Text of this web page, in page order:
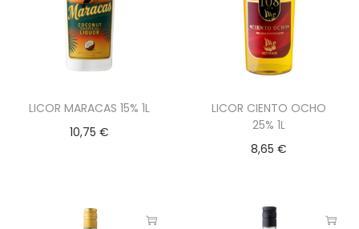
LICOR MARACAS 15% 1L
10,75€
LICOR CIENTO OCHO
25% 1L
8,65€